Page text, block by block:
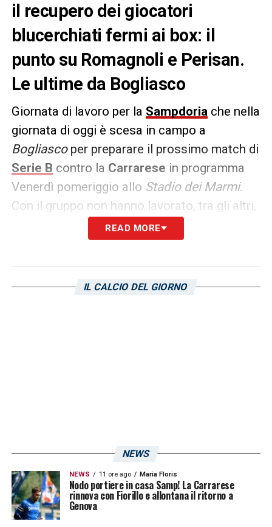
il recupero dei giocatori
blucerchiati fermi ai box: il
punto su Romagnoli e Perisan.
Le ultime da Bogliasco
Giornata di lavoro per la Sampdoriache nella
giornata di oggi è scesa in campo a
Bogliasco per preparare il prossimo match di
Serie B contro la Carrarese in programma
Venerdì pomeriggio allo Stadio dei Marmi.
Con il gruppo non hanno lavorato, tra gli altri,
PerisaneSimone Romagnoli
portiere e il difensore blucerchiato, come si
lavori di recupero.
READ MORE
IL CALCIO DEL GIORNO
NEWS
NEWS 11 ore ago Maria Floris
Nodo portiere in casa Samp! La Carrarese
rinnova con Fiorillo e allontana il ritorno a
Genova